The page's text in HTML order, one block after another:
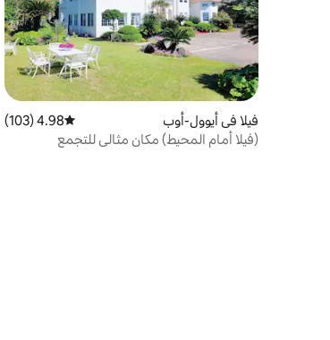
فيلا في أيوول-أوب متوسط التقييم 4.98 من 5، 103 مراجعات
4.98 (103)
(فيلا أمام المحيط) مكان مثالي للتجمع